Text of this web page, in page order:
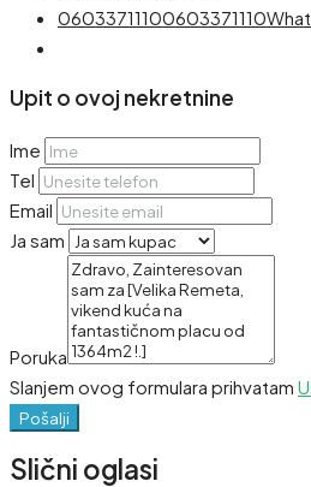
06033711100603371110
Upit o ovoj nekretnine
Ime
Tel
Email
Ja sam
Poruka
Slanjem ovog formulara prihvatam
Pošalji
Slični oglasi